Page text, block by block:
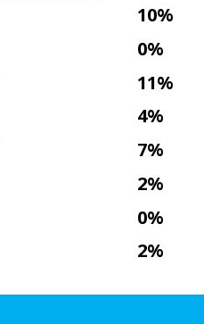
10%
0%
11%
4%
7%
2%
0%
2%